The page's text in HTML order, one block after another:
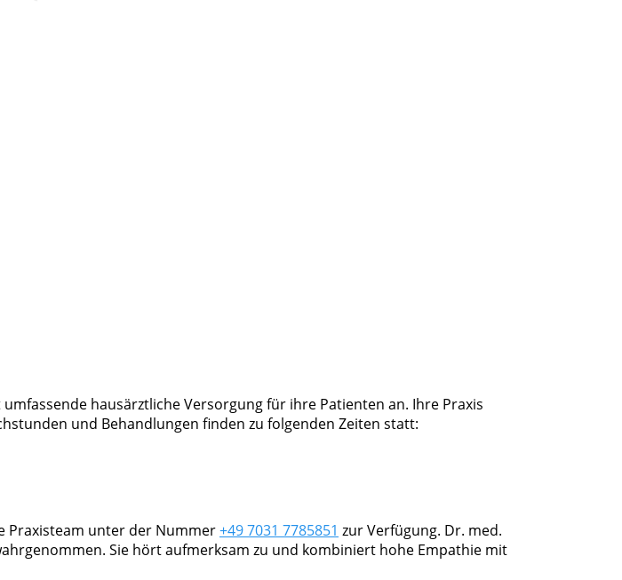
hausärztliche Versorgung für ihre Patienten an. Ihre Praxis
und Behandlungen finden zu folgenden Zeiten statt:
Praxisteam unter der Nummer+49 7031 7785851 zur Verfügung. Dr. med.
Sie hört aufmerksam zu und kombiniert hohe Empathie mit